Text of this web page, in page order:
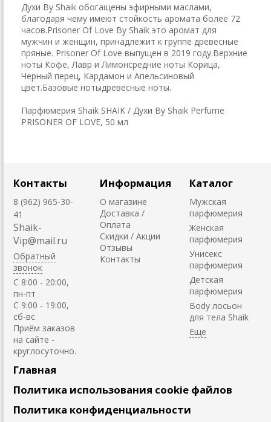
Духи By Shaik обогащены эфирными маслами,
благодаря чему имеют стойкость аромата более 72
часов.Prisoner Of Love By Shaik это аромат для
мужчин и женщин, принадлежит к группе древесные
пряные. Prisoner Of Love выпущен в 2019 году.Верхние
ноты Кофе, Лавр и Лимонсредние ноты Корица,
Черный перец, Кардамон и Апельсиновый
цвет.Базовые нотыдревесные ноты.
Парфюмерия Shaik SHAIK / Духи By Shaik Perfume
PRISONER OF LOVE, 50 мл
Контакты
8 (962) 965-30-
41
Shaik-
Vip@mail.ru
Обратный
звонок
C 8:00 - 20:00,
пн-пт
С 9:00 - 19:00,
сб-вс
Приём заказов
на сайте -
круглосуточно.
Информация
О магазине
Доставка /
Оплата
Скидки / Акции
Отзывы
Контакты
Каталог
Мужская
парфюмерия
Женская
парфюмерия
Унисекс
парфюмерия
Детская
парфюмерия
Body лосьон
для тела Shaik
Главная
Политика использования cookie файлов
Политика конфиденциальности